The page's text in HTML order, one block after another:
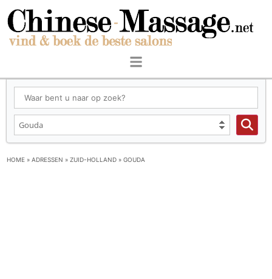
HOME » ADRESSEN » ZUID-HOLLAND » GOUDA